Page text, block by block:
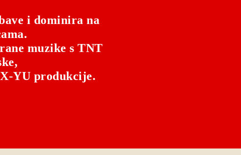
i dominira na
muzike s TNT
YU produkcije.